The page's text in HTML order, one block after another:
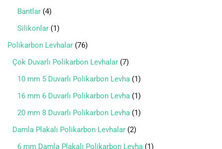
Bantlar 4
Silikonlar 1
Polikarbon Levhalar 76
Çok Duvarlı Polikarbon Levhalar 7
10 mm 5 Duvarlı Polikarbon Levha 1
16 mm 6 Duvarlı Polikarbon Levha 1
20 mm 8 Duvarlı Polikarbon Levha 1
Damla Plakalı Polikarbon Levhalar 2
6 mm Damla Plakalı Polikarbon Levha 1